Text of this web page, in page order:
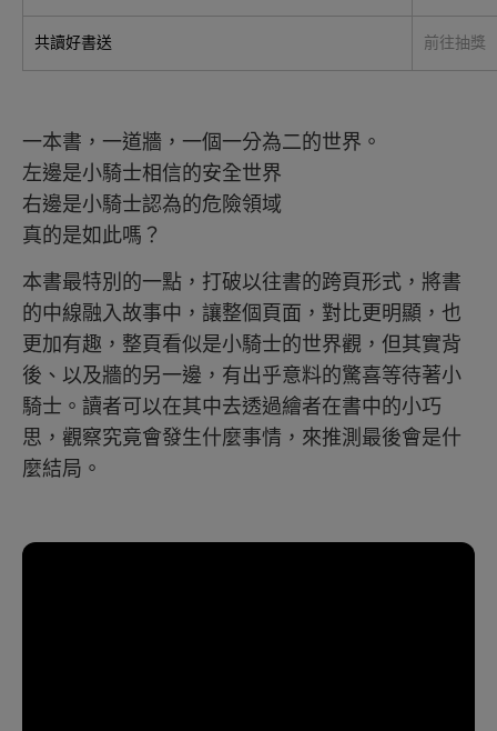
共讀好書送 前往抽獎
一本書，一道牆，一個一分為二的世界。
左邊是小騎士相信的安全世界
右邊是小騎士認為的危險領域
真的是如此嗎？
本書最特別的一點，打破以往書的跨頁形式，將書
的中線融入故事中，讓整個頁面，對比更明顯，也
更加有趣，整頁看似是小騎士的世界觀，但其實背
後、以及牆的另一邊，有出乎意料的驚喜等待著小
騎士。讀者可以在其中去透過繪者在書中的小巧
思，觀察究竟會發生什麼事情，來推測最後會是什
麼結局。